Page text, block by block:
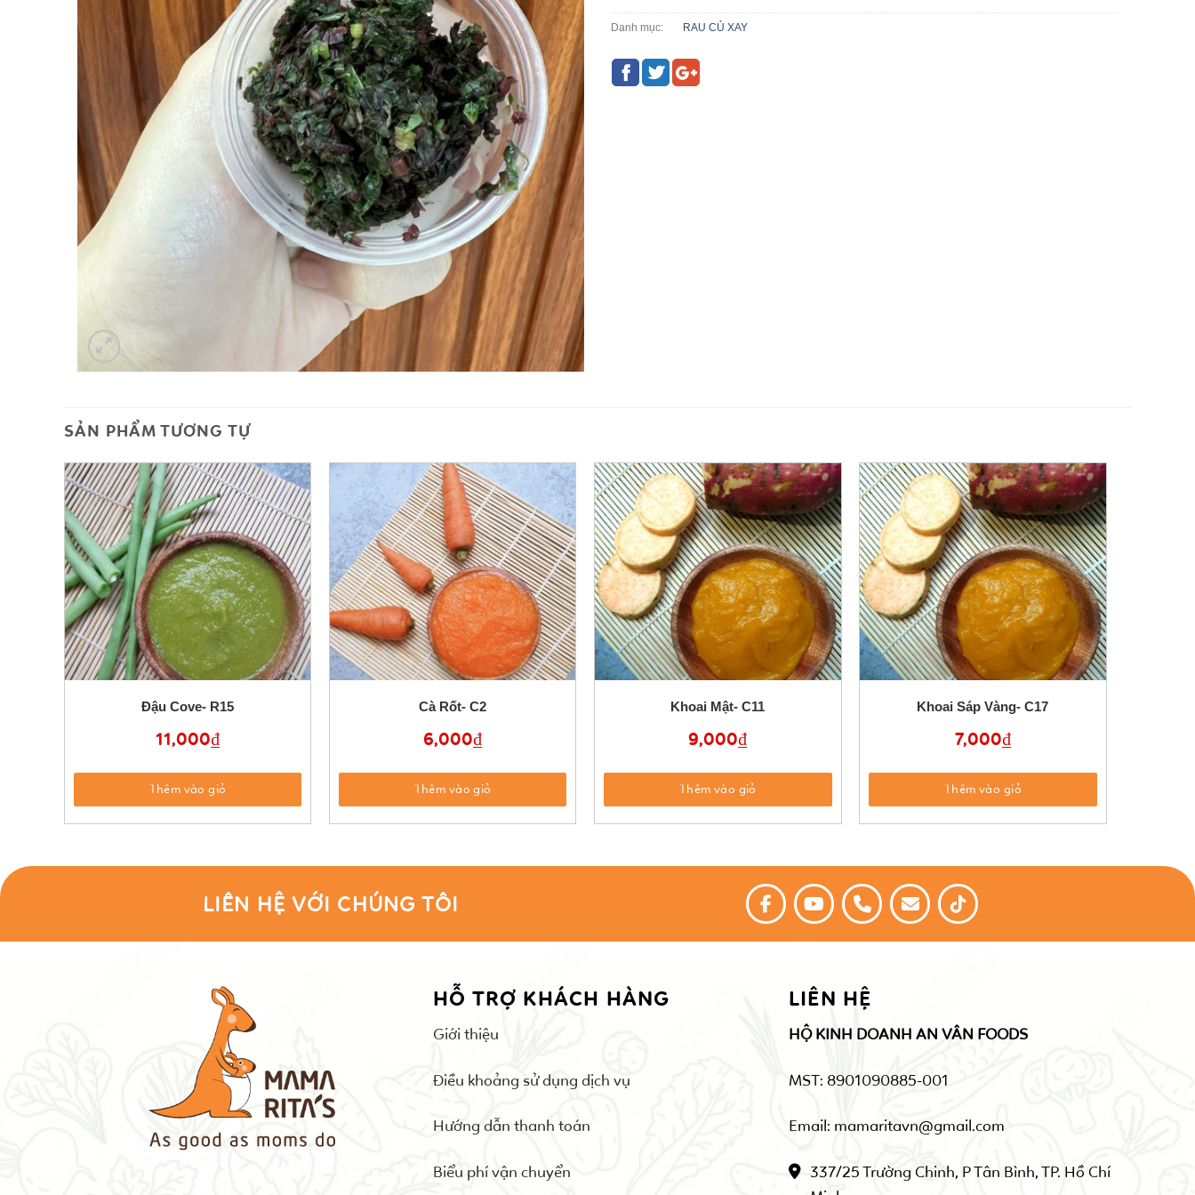
Danh mục: RAU CỦ XAY
SẢN PHẨM TƯƠNG TỰ
Đậu Cove- R15
11,000₫
Thêm vào giỏ
Cà Rốt- C2
6,000₫
Thêm vào giỏ
Khoai Mật- C11
9,000₫
Thêm vào giỏ
Khoai Sáp Vàng- C17
7,000₫
Thêm vào giỏ
LIÊN HỆ VỚI CHÚNG TÔI
HỖ TRỢ KHÁCH HÀNG
Giới thiệu
Điều khoảng sử dụng dịch vụ
Hướng dẫn thanh toán
Biểu phí vận chuyển
LIÊN HỆ
HỘ KINH DOANH AN VÂN FOODS
MST: 8901090885-001
Email: mamaritavn@gmail.com
337/25 Trường Chinh, P Tân Bình, TP. Hồ Chí